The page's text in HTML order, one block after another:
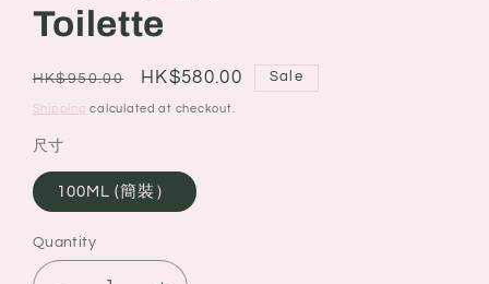
Toilette
Regular
price
HK$950.00
Sale
price
HK$580.00 Sale
Shipping calculated at checkout.
尺寸
100ML (簡裝）
Quantity
Quantity